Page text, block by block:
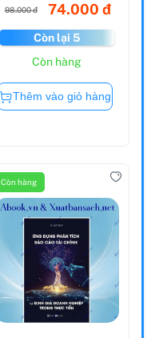
98.000 đ 74.000 đ
Còn lại 5
Còn hàng
Thêm vào giỏ hàng
Còn hàng